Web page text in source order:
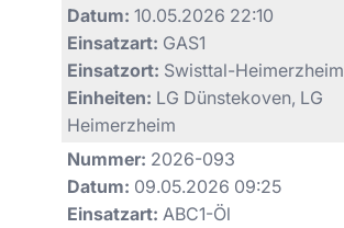
Datum: 10.05.2026 22:10
Einsatzart: GAS1
Einsatzort: Swisttal-Heimerzheim
Einheiten: LG Dünstekoven, LG
Heimerzheim
Nummer: 2026-093
Datum: 09.05.2026 09:25
Einsatzart: ABC1-Öl